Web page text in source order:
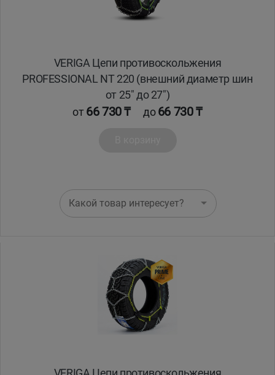
VERIGA Цепи противоскольжения
PROFESSIONAL NT 220 (внешний диаметр шин
от 25" до 27")
от66 730 ₸ до66 730 ₸
Какой товар интересует?